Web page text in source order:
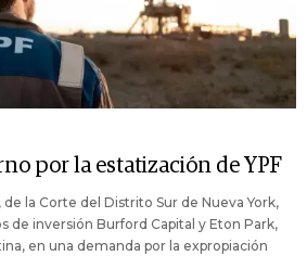
por la estatización de YPF
la Corte del Distrito Sur de Nueva York,
de inversión Burford Capital y Eton Park,
en una demanda por la expropiación